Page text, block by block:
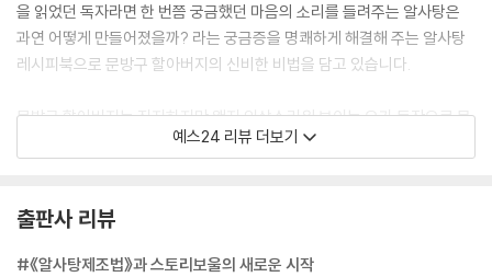
을 읽었던 독자라면 한 번쯤 궁금했던 마음의 소리를 들려주는 알사탕은
과연 어떻게 만들어졌을까? 라는 궁금증을 명쾌하게 해결해 주는 알사탕
레시피북으로 문방구 할아버지의 신비한 비법을 담고 있습니다.
문방구 할아버지는 진지하지만 왠지 익살스러워 보이는 요가 동작으로 몸
과 마음을 깨끗이 하고, 날이 가장 맑은 밤 별빛을 담아 간절한 마음으로 알
운 마음을 담는다는 것이 평범하지만 오히려 쉽지 않다는 것을 어른이 된
예스24 리뷰 더보기
출판사 리뷰
#《알사탕제조법》과 스토리보울의 새로운 시작